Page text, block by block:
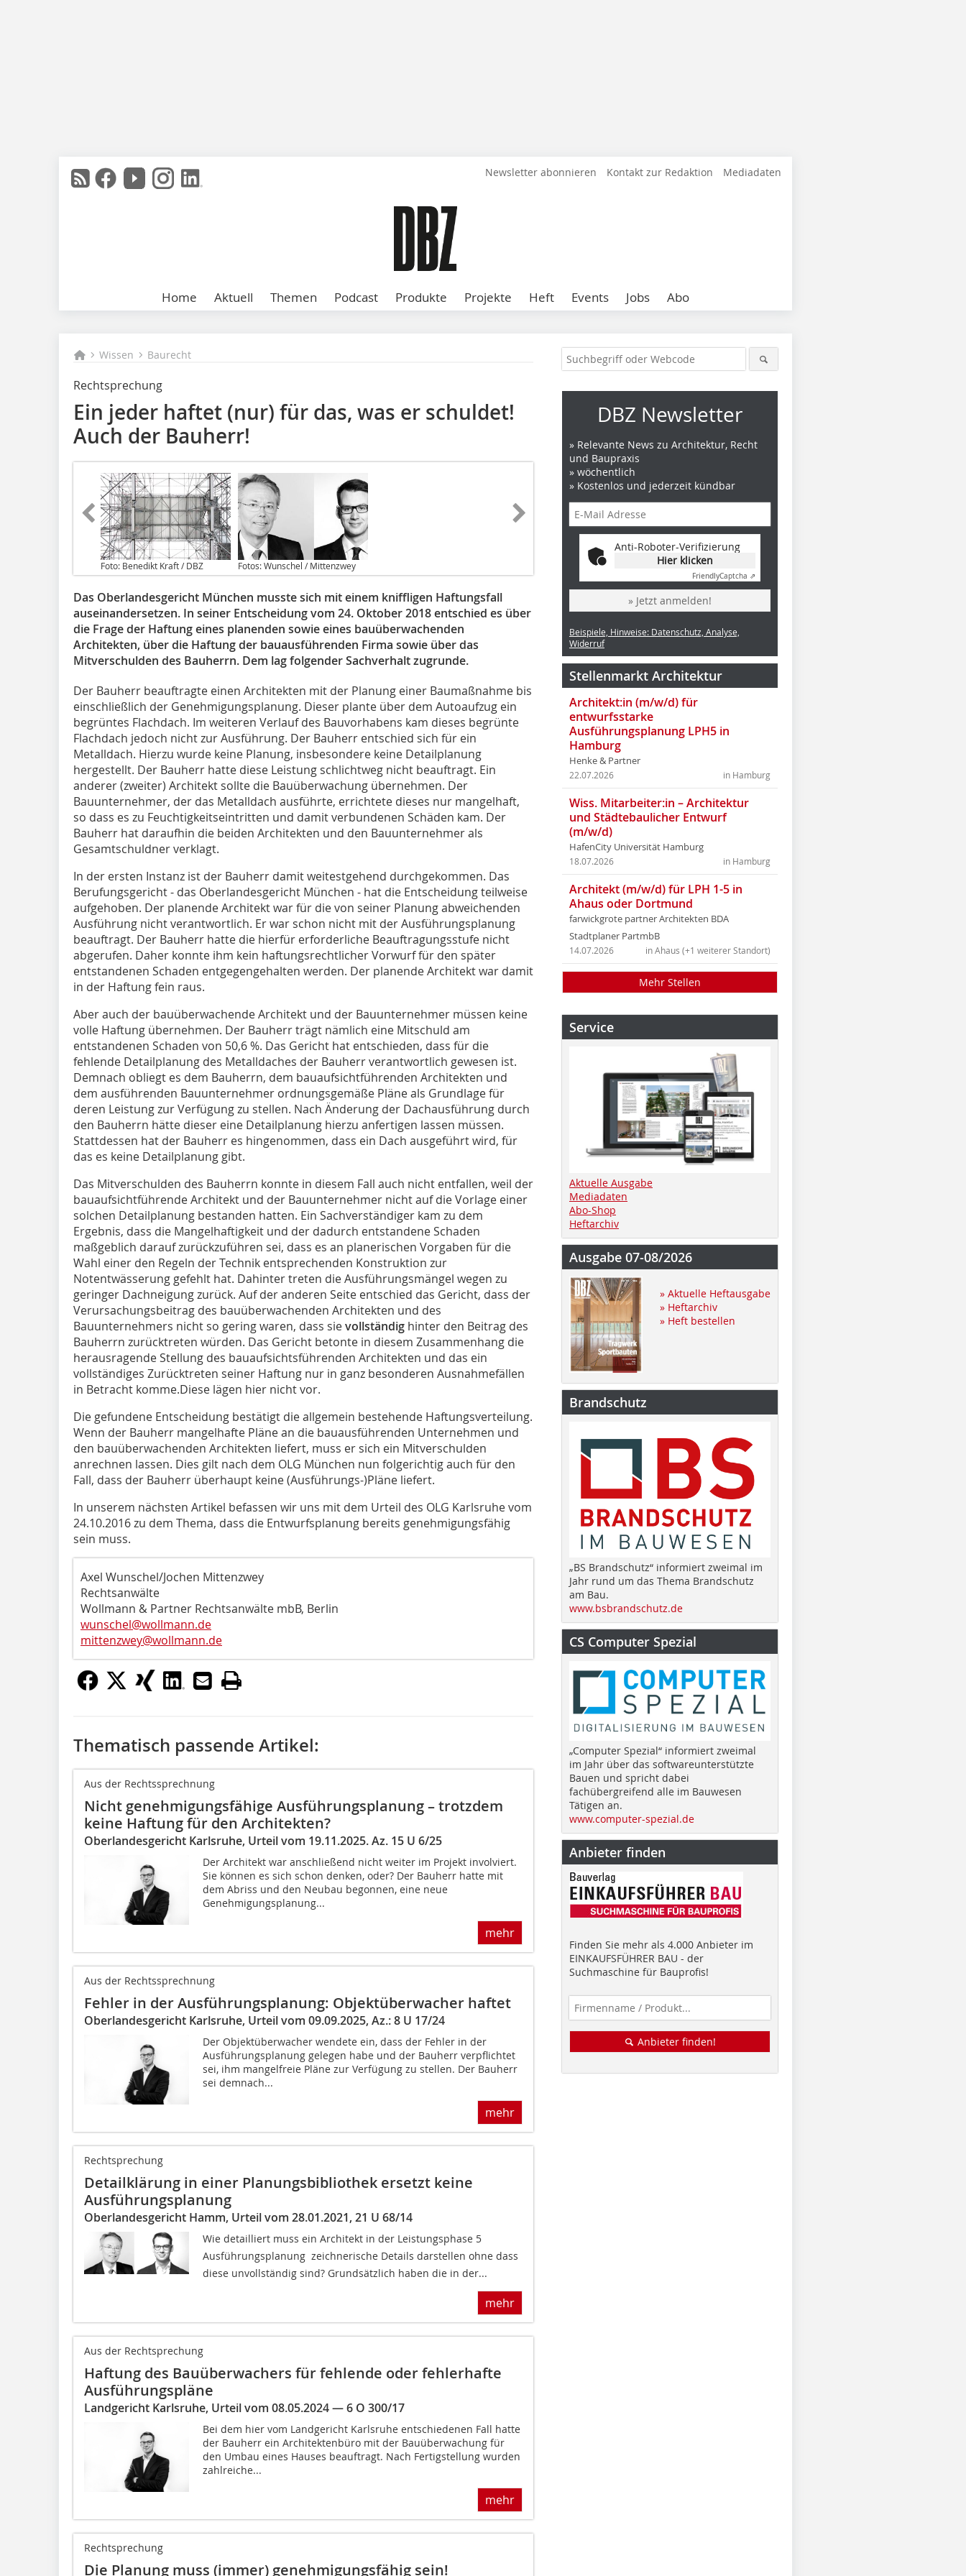
Newsletter abonnieren Kontakt zur Redaktion Mediadaten
Home Aktuell Themen Podcast Produkte Projekte Heft Events Jobs Abo
Wissen Baurecht
Rechtsprechung
Ein jeder haftet (nur) für das, was er schuldet!
Auch der Bauherr!
Foto: Benedikt Kraft / DBZ Fotos: Wunschel / Mittenzwey
Das Oberlandesgericht München musste sich mit einem kniffligen Haftungsfall
auseinandersetzen. In seiner Entscheidung vom 24. Oktober 2018 entschied es über
die Frage der Haftung eines planenden sowie eines bauüberwachenden
Architekten, über die Haftung der bauausführenden Firma sowie über das
Mitverschulden des Bauherrn. Dem lag folgender Sachverhalt zugrunde.
Der Bauherr beauftragte einen Architekten mit der Planung einer Baumaßnahme bis
einschließlich der Genehmigungsplanung. Dieser plante über dem Autoaufzug ein
begrüntes Flachdach. Im weiteren Verlauf des Bauvorhabens kam dieses begrünte
Flachdach jedoch nicht zur Ausführung. Der Bauherr entschied sich für ein
Metalldach. Hierzu wurde keine Planung, insbesondere keine Detailplanung
hergestellt. Der Bauherr hatte diese Leistung schlichtweg nicht beauftragt. Ein
anderer (zweiter) Architekt sollte die Bauüberwachung übernehmen. Der
Bauunternehmer, der das Metalldach ausführte, errichtete dieses nur mangelhaft,
so dass es zu Feuchtigkeitseintritten und damit verbundenen Schäden kam. Der
Bauherr hat daraufhin die beiden Architekten und den Bauunternehmer als
Gesamtschuldner verklagt.
In der ersten Instanz ist der Bauherr damit weitestgehend durchgekommen. Das
Berufungsgericht - das Oberlandesgericht München - hat die Entscheidung teilweise
aufgehoben. Der planende Architekt war für die von seiner Planung abweichenden
Ausführung nicht verantwortlich. Er war schon nicht mit der Ausführungsplanung
beauftragt. Der Bauherr hatte die hierfür erforderliche Beauftragungsstufe nicht
abgerufen. Daher konnte ihm kein haftungsrechtlicher Vorwurf für den später
entstandenen Schaden entgegengehalten werden. Der planende Architekt war damit
in der Haftung fein raus.
Aber auch der bauüberwachende Architekt und der Bauunternehmer müssen keine
volle Haftung übernehmen. Der Bauherr trägt nämlich eine Mitschuld am
entstandenen Schaden von 50,6 %. Das Gericht hat entschieden, dass für die
fehlende Detailplanung des Metalldaches der Bauherr verantwortlich gewesen ist.
Demnach obliegt es dem Bauherrn, dem bauaufsichtführenden Architekten und
dem ausführenden Bauunternehmer ordnungsgemäße Pläne als Grundlage für
deren Leistung zur Verfügung zu stellen. Nach Änderung der Dachausführung durch
den Bauherrn hätte dieser eine Detailplanung hierzu anfertigen lassen müssen.
Stattdessen hat der Bauherr es hingenommen, dass ein Dach ausgeführt wird, für
das es keine Detailplanung gibt.
Das Mitverschulden des Bauherrn konnte in diesem Fall auch nicht entfallen, weil der
bauaufsichtführende Architekt und der Bauunternehmer nicht auf die Vorlage einer
solchen Detailplanung bestanden hatten. Ein Sachverständiger kam zu dem
Ergebnis, dass die Mangelhaftigkeit und der dadurch entstandene Schaden
maßgeblich darauf zurückzuführen sei, dass es an planerischen Vorgaben für die
Wahl einer den Regeln der Technik entsprechenden Konstruktion zur
Notentwässerung gefehlt hat. Dahinter treten die Ausführungsmängel wegen zu
geringer Dachneigung zurück. Auf der anderen Seite entschied das Gericht, dass der
Verursachungsbeitrag des bauüberwachenden Architekten und des
Bauunternehmers nicht so gering waren, dass sievollständig hinter den Beitrag des
Bauherrn zurücktreten würden. Das Gericht betonte in diesem Zusammenhang die
herausragende Stellung des bauaufsichtsführenden Architekten und das ein
vollständiges Zurücktreten seiner Haftung nur in ganz besonderen Ausnahmefällen
in Betracht komme.Diese lägen hier nicht vor.
Die gefundene Entscheidung bestätigt die allgemein bestehende Haftungsverteilung.
Wenn der Bauherr mangelhafte Pläne an die bauausführenden Unternehmen und
den bauüberwachenden Architekten liefert, muss er sich ein Mitverschulden
anrechnen lassen. Dies gilt nach dem OLG München nun folgerichtig auch für den
Fall, dass der Bauherr überhaupt keine (Ausführungs-)Pläne liefert.
In unserem nächsten Artikel befassen wir uns mit dem Urteil des OLG Karlsruhe vom
24.10.2016 zu dem Thema, dass die Entwurfsplanung bereits genehmigungsfähig
sein muss.
Axel Wunschel/Jochen Mittenzwey
Rechtsanwälte
Wollmann & Partner Rechtsanwälte mbB, Berlin
wunschel@wollmann.de
mittenzwey@wollmann.de
Thematisch passende Artikel:
Aus der Rechtssprechnung
Nicht genehmigungsfähige Ausführungsplanung – trotzdem
keine Haftung für den Architekten?
Oberlandesgericht Karlsruhe, Urteil vom 19.11.2025. Az. 15 U 6/25
Der Architekt war anschließend nicht weiter im Projekt involviert.
Sie können es sich schon denken, oder? Der Bauherr hatte mit
dem Abriss und den Neubau begonnen, eine neue
Genehmigungsplanung...
mehr
Aus der Rechtssprechnung
Fehler in der Ausführungsplanung: Objektüberwacher haftet
Oberlandesgericht Karlsruhe, Urteil vom 09.09.2025, Az.: 8 U 17/24
Der Objektüberwacher wendete ein, dass der Fehler in der
Ausführungsplanung gelegen habe und der Bauherr verpflichtet
sei, ihm mangelfreie Pläne zur Verfügung zu stellen. Der Bauherr
sei demnach...
mehr
Rechtsprechung
Detailklärung in einer Planungsbibliothek ersetzt keine
Ausführungsplanung
Oberlandesgericht Hamm, Urteil vom 28.01.2021, 21 U 68/14
Wie detailliert muss ein Architekt in der Leistungsphase 5 
Ausführungsplanung  zeichnerische Details darstellen ohne dass
diese unvollständig sind? Grundsätzlich haben die in der...
mehr
Aus der Rechtsprechung
Haftung des Bauüberwachers für fehlende oder fehlerhafte
Ausführungspläne
Landgericht Karlsruhe, Urteil vom 08.05.2024 — 6 O 300/17
Bei dem hier vom Landgericht Karlsruhe entschiedenen Fall hatte
der Bauherr ein Architektenbüro mit der Bauüberwachung für
den Umbau eines Hauses beauftragt. Nach Fertigstellung wurden
zahlreiche...
mehr
Rechtsprechung
Die Planung muss (immer) genehmigungsfähig sein!
DBZ Newsletter
» Relevante News zu Architektur, Recht
und Baupraxis
» wöchentlich
» Kostenlos und jederzeit kündbar
Anti-Roboter-Verifizierung
Hier klicken
FriendlyCaptcha ⇗
» Jetzt anmelden!
Beispiele, Hinweise: Datenschutz, Analyse,
Widerruf
Stellenmarkt Architektur
Architekt:in (m/w/d) für
entwurfsstarke
Ausführungsplanung LPH5 in
Hamburg
Henke & Partner
in Hamburg
22.07.2026
Wiss. Mitarbeiter:in – Architektur
und Städtebaulicher Entwurf
(m/w/d)
HafenCity Universität Hamburg
in Hamburg
18.07.2026
Architekt (m/w/d) für LPH 1-5 in
Ahaus oder Dortmund
farwickgrote partner Architekten BDA
Stadtplaner PartmbB
in Ahaus (+1 weiterer Standort)
14.07.2026
Mehr Stellen
Service
Aktuelle Ausgabe
Mediadaten
Abo-Shop
Heftarchiv
Ausgabe 07-08/2026
» Aktuelle Heftausgabe
» Heftarchiv
» Heft bestellen
Brandschutz
„BS Brandschutz“ informiert zweimal im
Jahr rund um das Thema Brandschutz
am Bau.
www.bsbrandschutz.de
CS Computer Spezial
„Computer Spezial“ informiert zweimal
im Jahr über das softwareunterstützte
Bauen und spricht dabei
fachübergreifend alle im Bauwesen
Tätigen an.
www.computer-spezial.de
Anbieter finden
Finden Sie mehr als 4.000 Anbieter im
EINKAUFSFÜHRER BAU - der
Suchmaschine für Bauprofis!
Anbieter finden!